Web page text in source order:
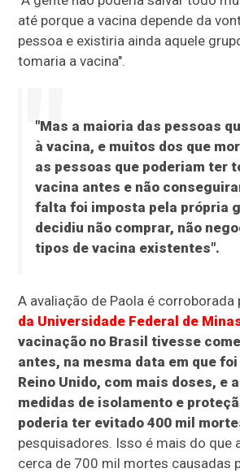
até porque a vacina depende da
pessoa e existiria ainda aquele
tomaria a vacina".
"Mas a maioria das pessoas
à vacina, e muitos dos que
as pessoas que poderiam ter
vacina antes e não
falta foi imposta pela própria
decidiu não comprar, não
tipos de vacina existentes".
A avaliação de Paola é corroborada
da Universidade Federal de
vacinação no Brasil tivesse
antes, na mesma data em que
Reino Unido, com mais doses, e
medidas de isolamento e
poderia ter evitado 400 mil
pesquisadores. Isso é mais do que
cerca de 700 mil mortes causadas